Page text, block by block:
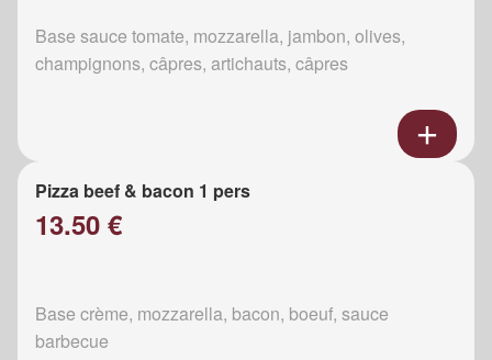
Base sauce tomate, mozzarella, jambon, olives,
champignons, câpres, artichauts, câpres
Pizza beef & bacon 1 pers
13.50 €
Base crème, mozzarella, bacon, boeuf, sauce
barbecue